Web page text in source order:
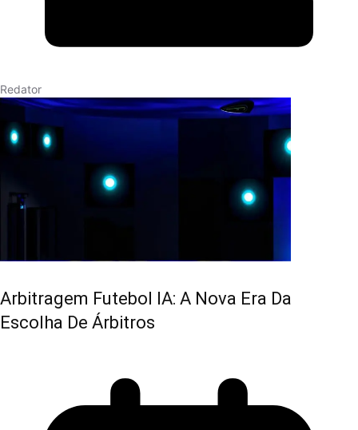
Redator
Arbitragem Futebol IA: A Nova Era Da
Escolha De Árbitros